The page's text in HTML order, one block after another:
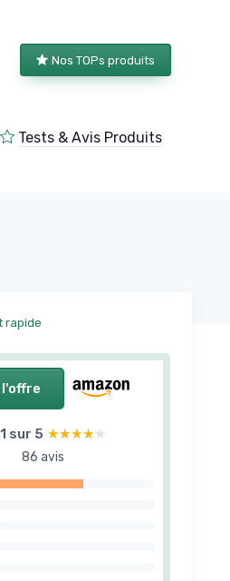
Nos TOPs produits
Tests & Avis Produits
rapide
l'offre
sur 5 ★★★★★
★★★★★
86 avis